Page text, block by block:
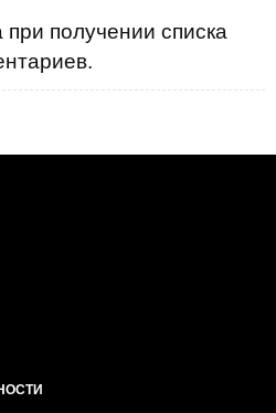
получении списка